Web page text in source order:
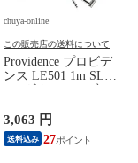
chuya-online
この販売店の送料について
Providence プロビデ
ンス LE501 1m SL
YL ギターケーブル
3,063 円
送料込み 27